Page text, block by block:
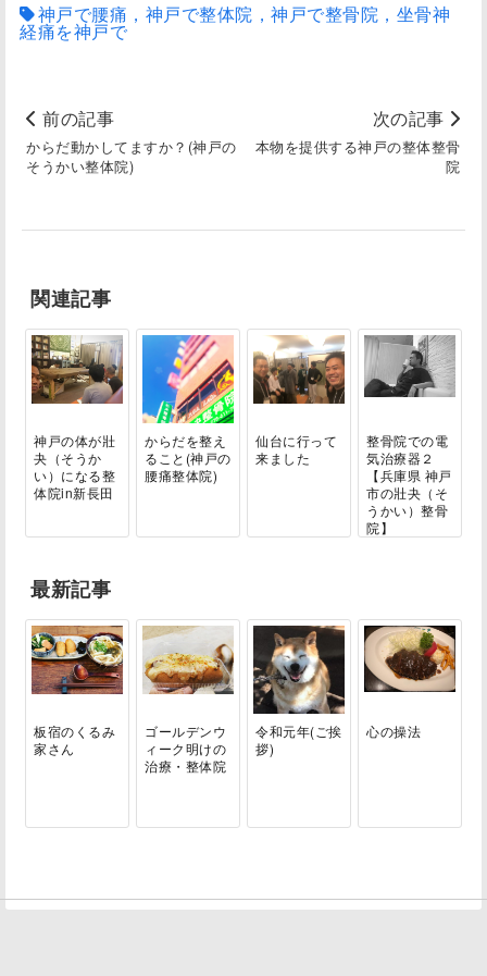
神戸で腰痛，神戸で整体院，神戸で整骨院，坐骨神
経痛を神戸で
前の記事
からだ動かしてますか？(神戸の
そうかい整体院)
次の記事
本物を提供する神戸の整体整骨
院
関連記事
神戸の体が壯
夬（そうか
い）になる整
体院in新長田
からだを整え
ること(神戸の
腰痛整体院)
仙台に行って
来ました
整骨院での電
気治療器２
【兵庫県 神戸
市の壯夬（そ
うかい）整骨
院】
最新記事
板宿のくるみ
家さん
ゴールデンウ
ィーク明けの
治療・整体院
令和元年(ご挨
拶)
心の操法